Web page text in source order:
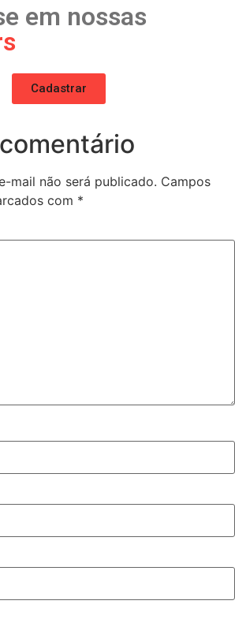
em nossas
Cadastrar
mail não será publicado. Campos
com *